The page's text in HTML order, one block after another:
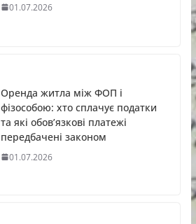
01.07.2026
Оренда житла між ФОП і
фізособою: хто сплачує податки
та які обов’язкові платежі
передбачені законом
01.07.2026